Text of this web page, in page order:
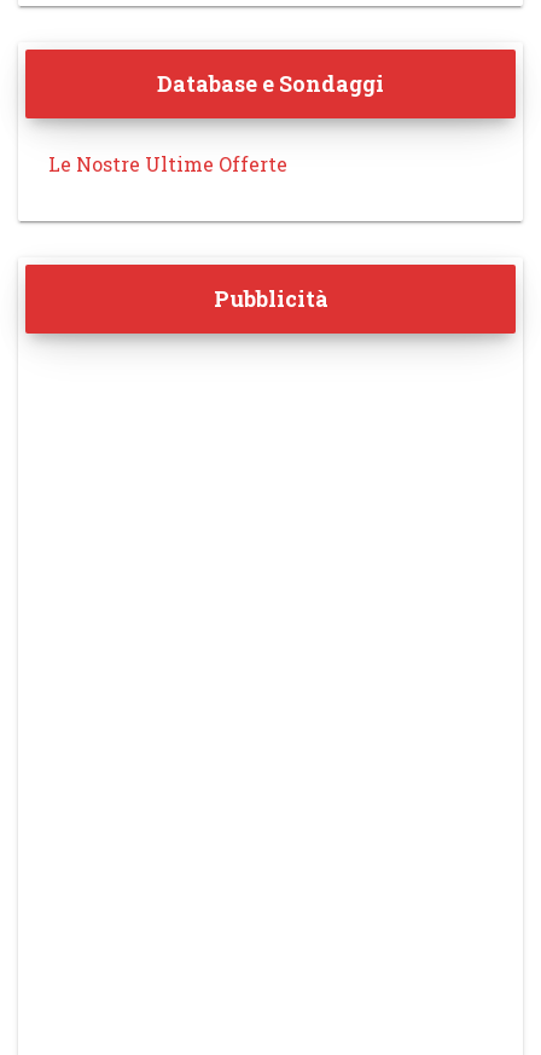
Database e Sondaggi
Le Nostre Ultime Offerte
Pubblicità